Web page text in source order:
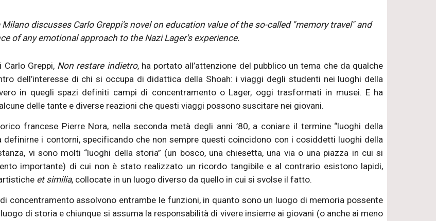
Milano discusses Carlo Greppi's novel on education value of the so-called "memory travel" and
of any emotional approach to the Nazi Lager's experience.
Greppi, Non restare indietro, ha portato all’attenzione del pubblico un tema che da qualche
dell’interesse di chi si occupa di didattica della Shoah: i viaggi degli studenti nei luoghi della
in quegli spazi definiti campi di concentramento o Lager, oggi trasformati in musei. E ha
delle tante e diverse reazioni che questi viaggi possono suscitare nei giovani.
francese Pierre Nora, nella seconda metà degli anni ’80, a coniare il termine “luoghi della
definirne i contorni, specificando che non sempre questi coincidono con i cosiddetti luoghi della
vi sono molti “luoghi della storia” (un bosco, una chiesetta, una via o una piazza in cui si
importante) di cui non è stato realizzato un ricordo tangibile e al contrario esistono lapidi,
et similia, collocate in un luogo diverso da quello in cui si svolse il fatto.
concentramento assolvono entrambe le funzioni, in quanto sono un luogo di memoria possente
di storia e chiunque si assuma la responsabilità di vivere insieme ai giovani (o anche ai meno